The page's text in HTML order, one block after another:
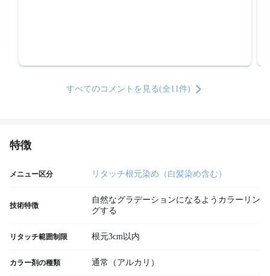
すべてのコメントを見る(全11件)
特徴
メニュー区分 リタッチ根元染め（白髪染め含む）
技術特徴
自然なグラデーションになるようカラーリン
グする
リタッチ範囲制限 根元3cm以内
カラー剤の種類 通常（アルカリ）